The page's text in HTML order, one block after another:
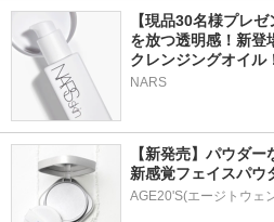
【現品30名様プレ
を放つ透明感！新登
クレンジングオイル
NARS
【新発売】パウダ
新感覚フェイスパウ
AGE20'S(エージトウェ